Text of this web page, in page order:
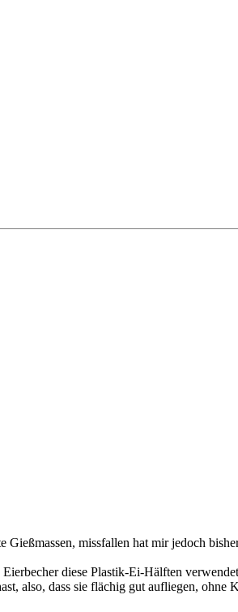
missfallen hat mir jedoch
diese Plastik-Ei-Hälften
also, dass sie flächig gut aufliegen, ohne